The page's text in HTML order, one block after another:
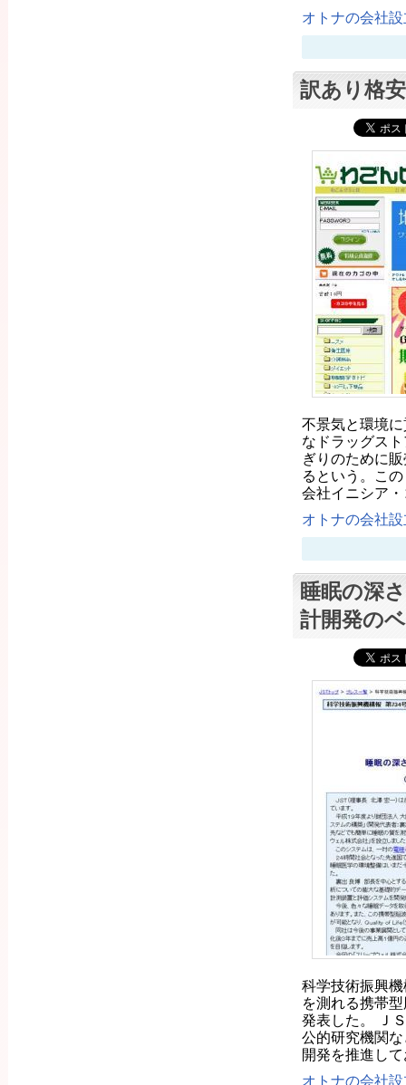
オトナの会社
訳あり格
不景気と環境
なドラッグス
ぎりのために
るという。こ
会社イニシア
オトナの会社
睡眠の深
計開発の
科学技術振興
を測れる携帯
発表した。 Ｊ
公的研究機関
開発を推進し
オトナの会社